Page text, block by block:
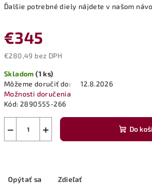
Ďalšie potrebné diely nájdete v našom
€345
€280,49 bez DPH
cena:
Skladom(1 ks)
Môžeme doručiť do:
12.8.2026
Možnosti doručenia
Kód: 2890555-266
+
− Do
Opýtať sa Zdieľať